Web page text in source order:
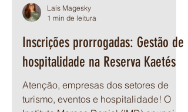
1 min de leitura
Inscrições prorrogadas: Gestão de
hospitalidade na Reserva Kaetés
Atenção, empresas dos setores de